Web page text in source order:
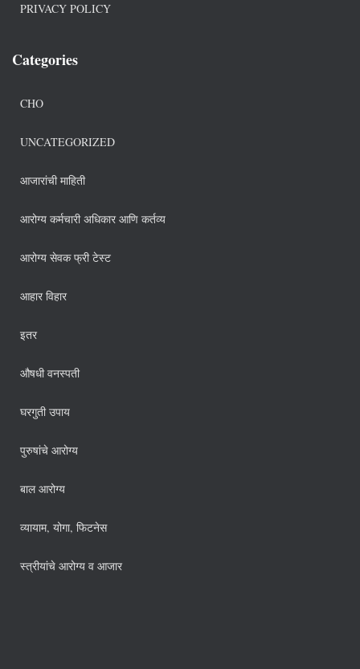
PRIVACY POLICY
Categories
CHO
UNCATEGORIZED
आजारांची माहिती
आरोग्य कर्मचारी अधिकार आणि कर्तव्य
आरोग्य सेवक फ्री टेस्ट
आहार विहार
इतर
औषधी वनस्पती
घरगुती उपाय
पुरुषांचे आरोग्य
बाल आरोग्य
व्यायाम, योगा, फिटनेस
स्त्रीयांचे आरोग्य व आजार